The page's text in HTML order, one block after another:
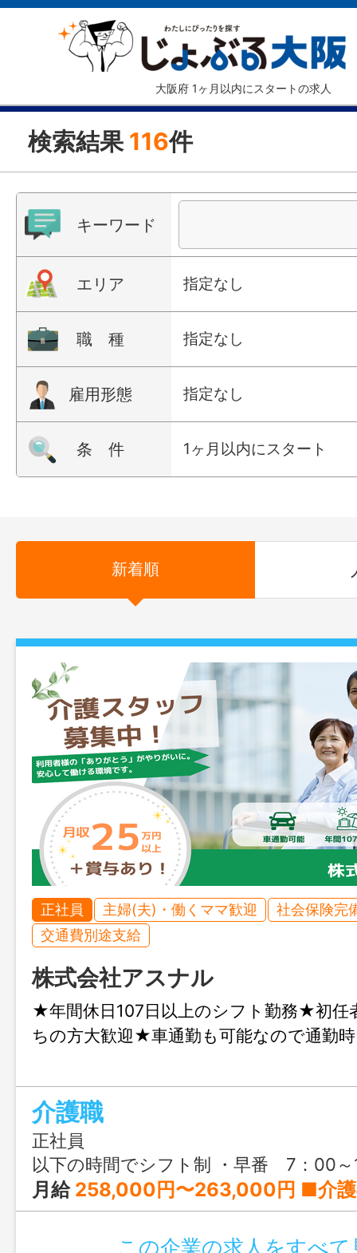
大阪府 1ヶ月以内にスタートの求人
検索結果 116件
キーワード
エリア 指定なし
職 種 指定なし
雇用形態 指定なし
条 件 1ヶ月以内にスタート
新着順
正社員 主婦(夫)・働くママ歓迎
社会保険完
交通費別途支給
株式会社アスナル
★年間休日107日以上のシフト勤務★初任
ちの方大歓迎★車通勤も可能なので通勤
介護職
正社員
以下の時間でシフト制 ・早番 7：00～16：00 ・日勤 10：00～19：00 ・夜勤 16：00～翌10：00（夜勤は2人体
月給 258,000円〜263,000円 ■介護福祉士の方 月額263,000円 基本給 175,000円 資格手当 7,000円 処遇改善加算 46,000円 夜勤手当 35000円(7000円×5回目安で計算) ■実務者研修修了者の方 月額260,000円 基本給 175,000円 資格手当 4,000円 処遇改善加算 46,000円 夜勤手当 35000円(7000円×5回目安で計算) ■初任者研修修了者の方 月額258,000円 基本給 175,000円 資格手当 2,000円 処遇改善加算 46,000円 夜勤手当 35000円(7000円×5回目安で計算) ※夜勤手当：7000円/回 平均月5回が目安ですが夜勤回数は応相談 ※喀痰吸引等研修修了者（2号以上）は、
この企業の求人をすべて